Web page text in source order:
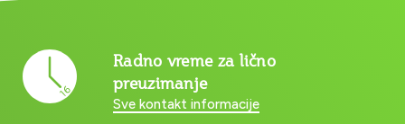
Radno vreme za lično
preuzimanje
Sve kontakt informacije